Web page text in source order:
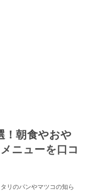
！朝食やおや
ニューを口コ
リのパンやマツコの知ら